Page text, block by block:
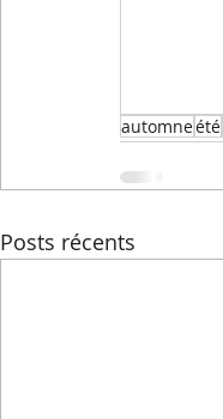
automneété
Posts récents